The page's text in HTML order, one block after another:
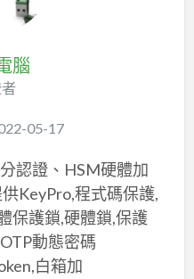
腦
05-17
認證、HSM硬體加
KeyPro,程式碼保護,
保護鎖,硬體鎖,保護
動態密碼
白箱加